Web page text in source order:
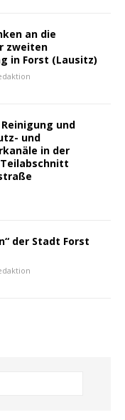
an die
zweiten
in Forst (Lausitz)
und
und
in der
der Stadt Forst